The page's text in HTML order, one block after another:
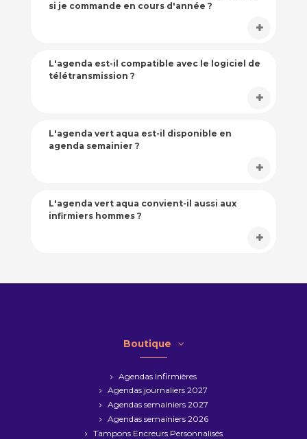
si je commande en cours d'année ?
L'agenda est-il compatible avec le logiciel de
télétransmission ?
L'agenda vert aqua est-il disponible en
agenda semainier ?
L'agenda vert aqua convient-il aussi aux
infirmiers hommes ?
Boutique
Agendas Infirmières
Agendas journaliers 2027
Agendas semainiers 2027
Agendas semainiers 2026
Tampons Encreurs Personnalisés